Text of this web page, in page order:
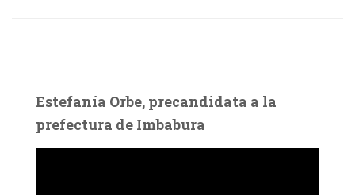
Estefanía Orbe, precandidata a la
prefectura de Imbabura